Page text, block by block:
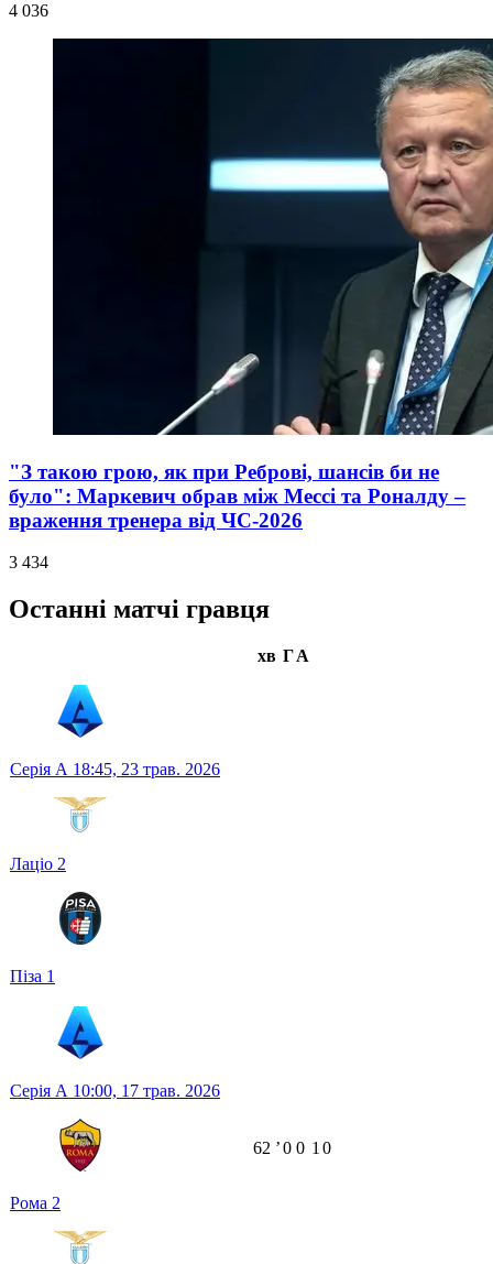
4 036
"З такою грою, як при Реброві, шансів би не
було": Маркевич обрав між Мессі та Роналду –
враження тренера від ЧС-2026
3 434
Останні матчі гравця
хв ГА
Серія А 18:45, 23 трав. 2026
Лаціо 2
Піза 1
Серія А 10:00, 17 трав. 2026
Рома 2
62 ʼ0 0 1 0